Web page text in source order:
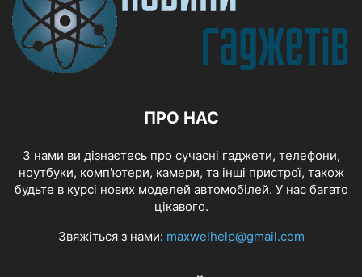
ПРО НАС
З нами ви дізнаєтесь про сучасні гаджети, телефони,
ноутбуки, комп'ютери, камери, та інші пристрої, також
будьте в курсі нових моделей автомобілей. У нас багато
цікавого.
Звяжіться з нами: maxwelhelp@gmail.com